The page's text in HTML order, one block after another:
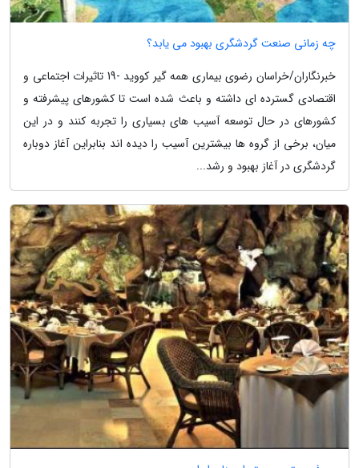
چه زمانی صنعت گردشگری بهبود می یابد؟
خبرنگاران/خراسان رضوی بیماری همه گیر کووید -19 تاثیرات اجتماعی و
اقتصادی گسترده ای داشته و باعث شده است تا کشورهای پیشرفته و
کشورهای در حال توسعه آسیب های بسیاری را تجربه کنند و در این
میان، برخی از گروه ها بیشترین آسیب را دیده اند بنابراین آغاز دوباره
گردشگری در آغاز بهبود و رشد...